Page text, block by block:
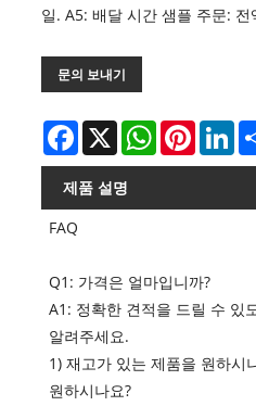
일. A5: 배달 시간 샘플 주문:
문의 보내기
Facebook
X WhatsApp
제품 설명
FAQ
Q1: 가격은 얼마입니까?
A1: 정확한 견적을 드릴 수 있
알려주세요.
1) 재고가 있는 제품을 원하시
원하시나요?